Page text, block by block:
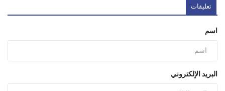
تعليقات
اسم
البريد الإلكتروني